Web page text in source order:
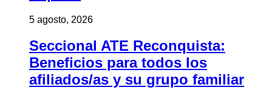
5 agosto, 2026
Seccional ATE Reconquista:
Beneficios para todos los
afiliados/as y su grupo familiar